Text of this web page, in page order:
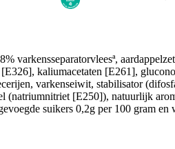
varkensseparatorvleesª,
kaliumacetaten [E261],
varkenseiwit, stabilisator
(natriumnitriet [E250]), natuurlijk
suikers 0,2g per 100 gram en